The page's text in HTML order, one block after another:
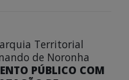
Territorial
de Noronha
PÚBLICO COM